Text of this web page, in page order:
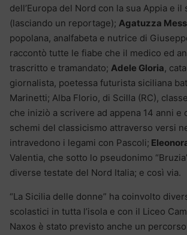
dell’Europa del Nord con la sua Appia e il
(lasciando un reportage); Agatuzza
popolana, analfabeta e nutrice di
raccontò tutte le fiabe che il medico ed
trascritto e tramandato; Adele Gloria,
giornalista, poetessa futurista siciliana
Marinetti; Alba Florio, di Scilla (RC),
che iniziò a scrivere ad appena 14 anni e
schemi del classicismo attraverso versi
intravedono i legami con Pascoli;
Valentia, che sotto lo pseudonimo
diverse testate del Nord Italia; e così via.
“La Sicilia delle donne” ha coinvolto
scolastici in tutta l’isola e con il Liceo
Naxos è stato previsto anche un